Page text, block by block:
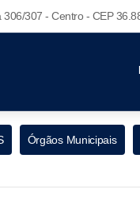
307 - Centro - CEP
Órgãos Municipais